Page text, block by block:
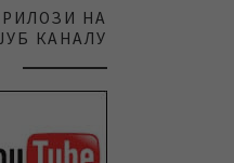
НА
КАНАЛУ